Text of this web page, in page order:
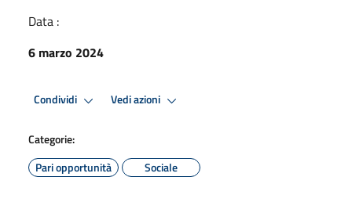
Data :
6 marzo 2024
Condividi Vedi azioni
Categorie:
Pari opportunità
Sociale